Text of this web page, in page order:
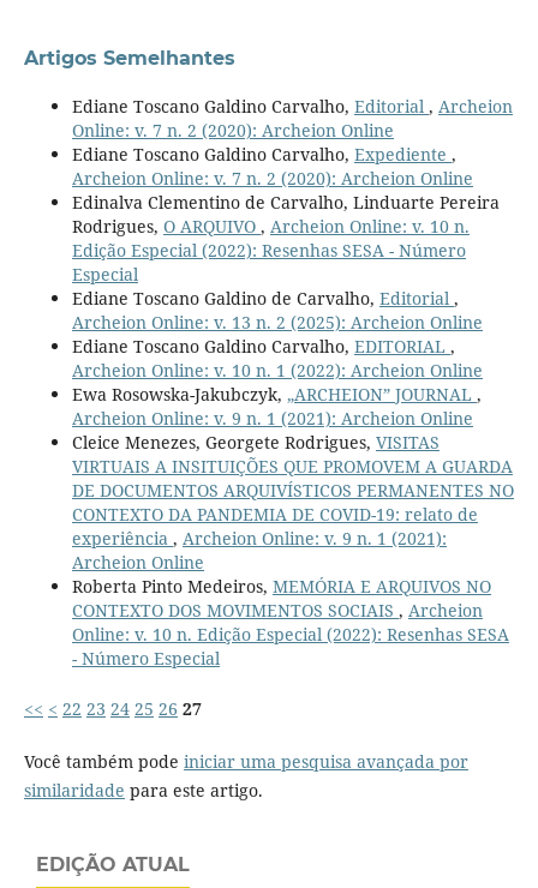
Artigos Semelhantes
Ediane Toscano Galdino Carvalho, Editorial , Archeion
Online: v. 7 n. 2 (2020): Archeion Online
Ediane Toscano Galdino Carvalho, Expediente ,
Archeion Online: v. 7 n. 2 (2020): Archeion Online
Edinalva Clementino de Carvalho, Linduarte Pereira
Rodrigues, O ARQUIVO , Archeion Online: v. 10 n.
Edição Especial (2022): Resenhas SESA - Número
Especial
Ediane Toscano Galdino de Carvalho, Editorial ,
Archeion Online: v. 13 n. 2 (2025): Archeion Online
Ediane Toscano Galdino Carvalho, EDITORIAL ,
Archeion Online: v. 10 n. 1 (2022): Archeion Online
Ewa Rosowska-Jakubczyk, „ARCHEION” JOURNAL ,
Archeion Online: v. 9 n. 1 (2021): Archeion Online
Cleice Menezes, Georgete Rodrigues, VISITAS
VIRTUAIS A INSITUIÇÕES QUE PROMOVEM A GUARDA
DE DOCUMENTOS ARQUIVÍSTICOS PERMANENTES NO
CONTEXTO DA PANDEMIA DE COVID-19: relato de
experiência , Archeion Online: v. 9 n. 1 (2021):
Archeion Online
Roberta Pinto Medeiros, MEMÓRIA E ARQUIVOS NO
CONTEXTO DOS MOVIMENTOS SOCIAIS , Archeion
Online: v. 10 n. Edição Especial (2022): Resenhas SESA
- Número Especial
<< < 22 23 24 25 26 27
Você também pode iniciar uma pesquisa avançada por
similaridade para este artigo.
EDIÇÃO ATUAL